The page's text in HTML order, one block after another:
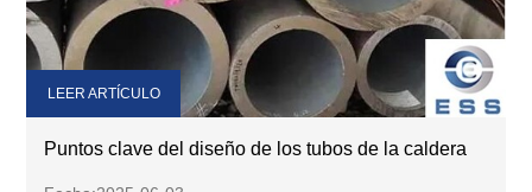
Puntos clave del diseño de los tubos de la caldera
LEER ARTÍCULO